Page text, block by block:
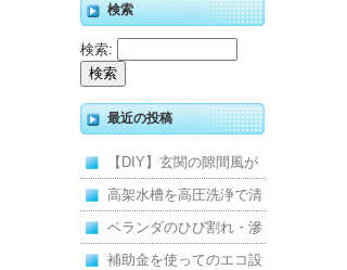
検索
検索:
最近の投稿
【DIY】玄関の隙間風が
寒くて断熱ドアに交換し
ました
高架水槽を高圧洗浄で清
掃！衛生的な給水環境を
維持｜施工事例
ベランダのひび割れ・滲
みを解消！賃貸マンショ
補助金を使ってのエコ設